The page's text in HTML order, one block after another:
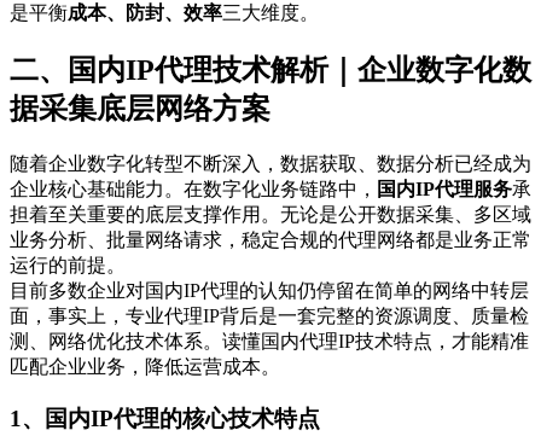
是平衡成本、防封、效率三大维度。
二、国内IP代理技术解析｜企业数字化数
据采集底层网络方案
随着企业数字化转型不断深入，数据获取、数据分析已经成为
企业核心基础能力。在数字化业务链路中， 国内IP代理服务承
担着至关重要的底层支撑作用。无论是公开数据采集、多区域
业务分析、批量网络请求，稳定合规的代理网络都是业务正常
运行的前提。
目前多数企业对国内IP代理的认知仍停留在简单的网络中转层
面，事实上，专业代理IP背后是一套完整的资源调度、质量检
测、网络优化技术体系。读懂国内代理IP技术特点，才能精准
匹配企业业务，降低运营成本。
1、国内IP代理的核心技术特点